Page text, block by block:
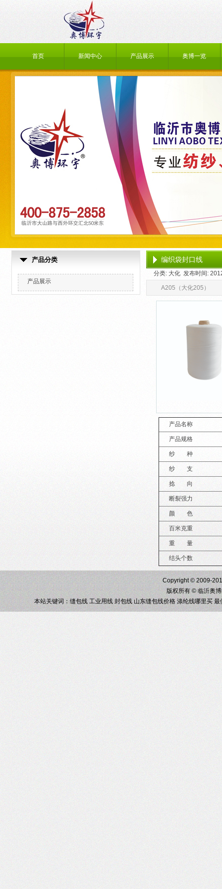
首页 新闻中心 产品展示 奥博一览
产品分类
产品展示
编织袋封口线
分类: 大化 发布时间:
A205（大化205）
产品名称
产品规格
纱 种
纱 支
捻 向
断裂强力
颜 色
百米克重
重 量
结头个数
Copyright © 2009-
版权所有 © 临沂奥
本站关键词：缝包线 工业用线 封包线 山东缝包线价格 涤纶线哪里买 最